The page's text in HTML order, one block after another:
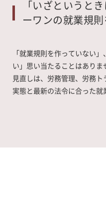
「いざというと
ーワンの就業規則
「就業規則を作っていない
い」思い当たることはありま
見直しは、労務管理、労務
実態と最新の法令に合った就